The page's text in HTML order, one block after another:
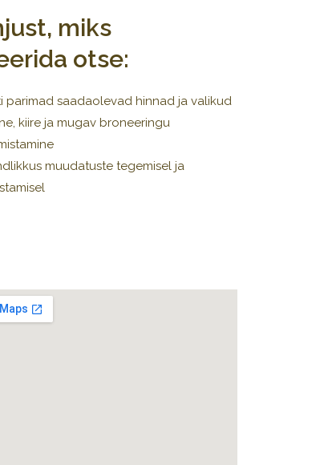
miks
otse:
parimad saadaolevad hinnad ja valikud
kiire ja mugav broneeringu
muudatuste tegemisel ja